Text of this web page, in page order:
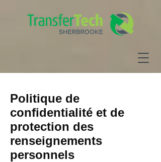
Politique de
confidentialité et de
protection des
renseignements
personnels